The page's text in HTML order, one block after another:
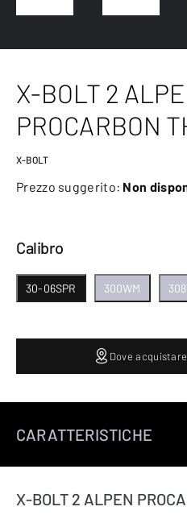
X-BOLT 2
PROCARBON
X-BOLT
Prezzo suggerito: Non
Calibro
30-06SPR 300WM
Dove
CARATTERISTICHE
X-BOLT 2 ALPEN